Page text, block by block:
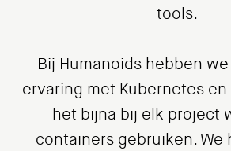
tools.
Bij Humanoids hebben
ervaring met Kubernetes
het bijna bij elk project
containers gebruiken. We